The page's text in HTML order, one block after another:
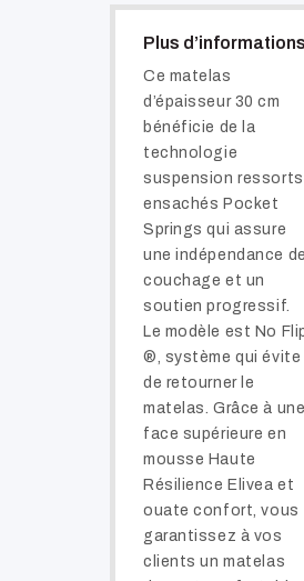
Plus d’informations
Ce matelas
d’épaisseur 30 cm
bénéficie de la
technologie
suspension ressorts
ensachés Pocket
Springs qui assure
une indépendance de
couchage et un
soutien progressif.
Le modèle est No
®, système qui évite
de retourner le
matelas. Grâce à une
face supérieure en
mousse Haute
Résilience Elivea et
ouate confort, vous
garantissez à vos
clients un matelas